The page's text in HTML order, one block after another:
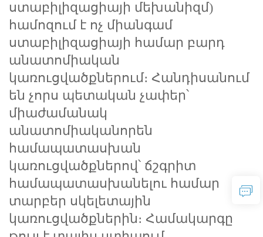
ստաբիլիզացիայի մեխանիզմ)
համոզում է ոչ միանգամ
ստաբիլիզացիայի համար բարդ
անատոմիական
կառուցվածքներում։ Հանդիսանում
են չորս պետական չափեր՝
միաժամանակ
անատոմիականորեն
համապատասխան
կառուցվածքներով՝ ճշգրիտ
համապատասխանելու համար
տարբեր սկելետային
կառուցվածքներին։ Համակարգը